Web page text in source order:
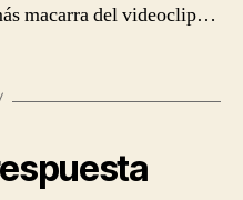
macarra del videoclip…